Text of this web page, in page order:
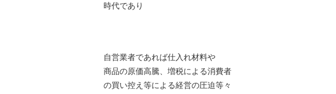
時代であり
自営業者であれば仕入れ材料や
商品の原価高騰、増税による消費者
の買い控え等による経営の圧迫等々